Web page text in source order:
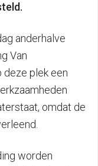
anderhalve
Van
deze plek een
omdat de
worden